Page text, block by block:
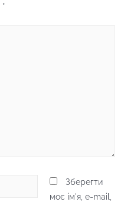
*
Зберегти
моє ім'я, e-mail,